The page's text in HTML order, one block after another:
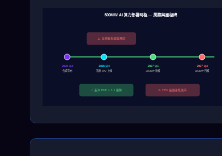
500MW AI 算力部署時程 — 風險與里程碑
2026 Q2
合資宣布
2026 Q4
首批 TPU 上線
2027 Q1
200MW 達標
2027 Q3
500MW 目標
⚠️ 並網審批延遲風險
⚠️ TPU 晶圓產能競爭
✅ 液冷 PUE < 1.1 優勢